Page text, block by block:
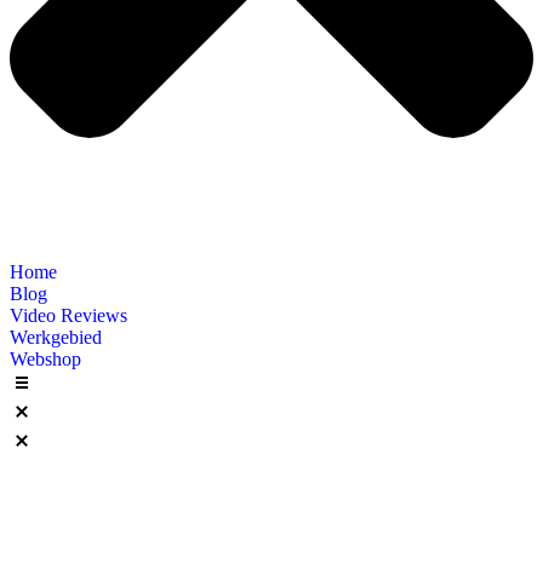
Home
Blog
Video Reviews
Werkgebied
Webshop